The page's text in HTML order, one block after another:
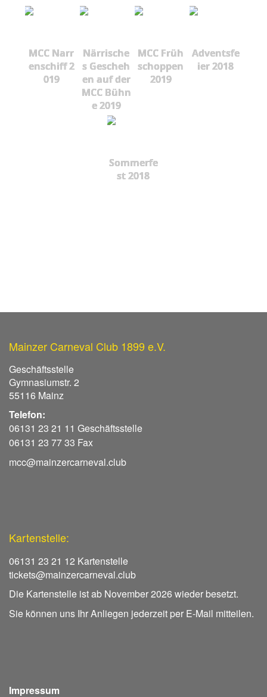
MCC Narr
enschiff 2
019
Närrische
s Gescheh
en auf der
MCC Bühn
e 2019
MCC Früh
schoppen
2019
Adventsfe
ier 2018
Sommerfe
st 2018
Mainzer Carneval Club 1899 e.V.
Geschäftsstelle
Gymnasiumstr. 2
55116 Mainz
Telefon:
06131 23 21 11 Geschäftsstelle
06131 23 77 33 Fax
mcc@mainzercarneval.club
Kartenstelle:
06131 23 21 12 Kartenstelle
tickets@mainzercarneval.club
Die Kartenstelle ist ab November 2026 wieder besetzt.
Sie können uns Ihr Anliegen jederzeit per E-Mail mitteilen.
Impressum